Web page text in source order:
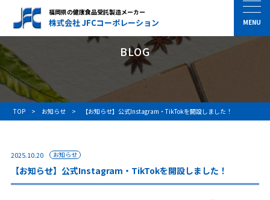
福岡県の健康食品受託製造メーカー
株式会社 JFCコーポレーション
BLOG
TOP お知らせ 【お知らせ】公式Instagram・TikTokを開設しました！
2025.10.20 お知らせ
【お知らせ】公式Instagram・TikTokを開設しました！